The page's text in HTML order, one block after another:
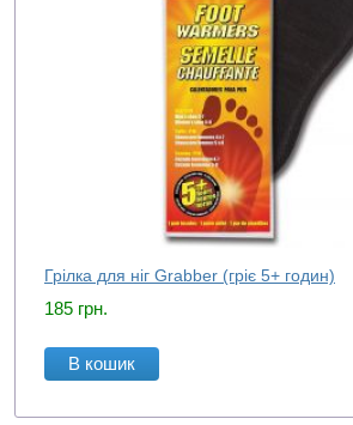
Грілка для ніг Grabber (гріє 5+ годин)
185 грн.
В кошик